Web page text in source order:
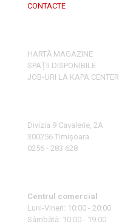
CONTACTE
HARTĂ MAGAZINE
SPAȚII DISPONIBILE
JOB-URI LA KAPA CENTER
Divizia 9 Cavalerie, 2A
300256 Timișoara
0256 - 283 628
Centrul comercial
Luni-Vineri: 10:00 - 20:00
Sâmbătă: 10:00 - 19:00